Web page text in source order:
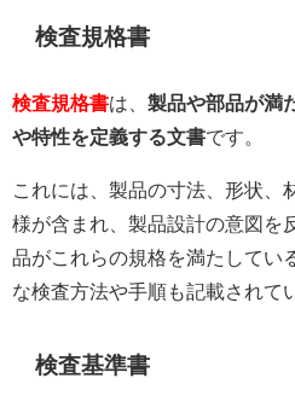
検査規格書
検査規格書は、 製品や部品が満
や特性を定義する文書です。
これには、製品の寸法、形状、
様が含まれ、製品設計の意図を
品がこれらの規格を満たしてい
な検査方法や手順も記載されて
検査基準書